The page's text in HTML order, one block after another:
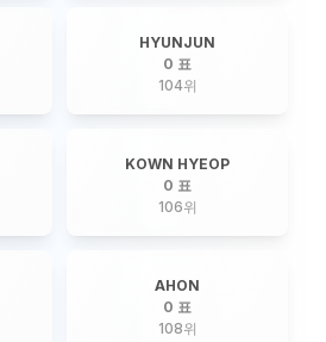
HYUNJUN
0 표
104위
KOWN HYEOP
0 표
106위
AHON
0 표
108위